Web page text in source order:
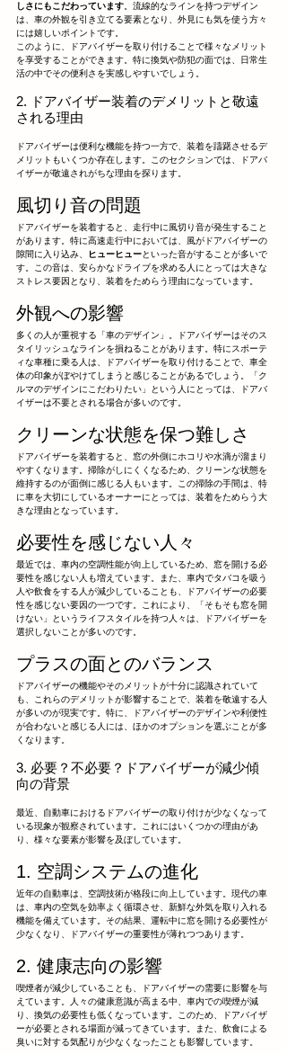
しさにもこだわっています 。流線的なラインを持つデザイン
は、車の外観を引き立てる要素となり、外見にも気を使う方々
には嬉しいポイントです。
このように、ドアバイザーを取り付けることで様々なメリット
を享受することができます。特に換気や防犯の面では、日常生
活の中でその便利さを実感しやすいでしょう。
2. ドアバイザー装着のデメリットと敬遠
される理由
ドアバイザーは便利な機能を持つ一方で、装着を躊躇させるデ
メリットもいくつか存在します。このセクションでは、ドアバ
イザーが敬遠されがちな理由を探ります。
風切り音の問題
ドアバイザーを装着すると、走行中に風切り音が発生すること
があります。特に高速走行中においては、風がドアバイザーの
隙間に入り込み、
ヒューヒューといった音がすることが多いで
す。この音は、安らかなドライブを求める人にとっては大きな
ストレス要因となり、装着をためらう理由になっています。
外観への影響
多くの人が重視する「車のデザイン」。ドアバイザーはそのス
タイリッシュなラインを損ねることがあります。特にスポーテ
ィな車種に乗る人は、ドアバイザーを取り付けることで、車全
体の印象がぼやけてしまうと感じることがあるでしょう。「ク
ルマのデザインにこだわりたい」という人にとっては、ドアバ
イザーは不要とされる場合が多いのです。
クリーンな状態を保つ難しさ
ドアバイザーを装着すると、窓の外側にホコリや水滴が溜まり
やすくなります。掃除がしにくくなるため、クリーンな状態を
維持するのが面倒に感じる人もいます。この掃除の手間は、特
に車を大切にしているオーナーにとっては、装着をためらう大
きな理由となっています。
必要性を感じない人々
最近では、車内の空調性能が向上しているため、窓を開ける必
要性を感じない人も増えています。また、車内でタバコを吸う
人や飲食をする人が減少していることも、ドアバイザーの必要
性を感じない要因の一つです。これにより、「そもそも窓を開
けない」というライフスタイルを持つ人々は、ドアバイザーを
選択しないことが多いのです。
プラスの面とのバランス
ドアバイザーの機能やそのメリットが十分に認識されていて
も、これらのデメリットが影響することで、装着を敬遠する人
が多いのが現実です。特に、ドアバイザーのデザインや利便性
が合わないと感じる人には、ほかのオプションを選ぶことが多
くなります。
3. 必要？不必要？ドアバイザーが減少傾
向の背景
最近、自動車におけるドアバイザーの取り付けが少なくなって
いる現象が観察されています。これにはいくつかの理由があ
り、様々な要素が影響を及ぼしています。
1. 空調システムの進化
近年の自動車は、空調技術が格段に向上しています。現代の車
は、車内の空気を効率よく循環させ、新鮮な外気を取り入れる
機能を備えています。その結果、運転中に窓を開ける必要性が
少なくなり、ドアバイザーの重要性が薄れつつあります。
2. 健康志向の影響
喫煙者が減少していることも、ドアバイザーの需要に影響を与
えています。人々の健康意識が高まる中、車内での喫煙が減
り、換気の必要性も低くなっています。このため、ドアバイザ
ーが必要とされる場面が減ってきています。また、飲食による
臭いに対する気配りが少なくなったことも影響しています。